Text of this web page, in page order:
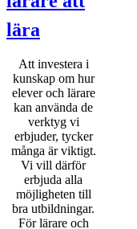
lära
Att investera i
kunskap om hur
elever och lärare
kan använda de
verktyg vi
erbjuder, tycker
många är viktigt.
Vi vill därför
erbjuda alla
möjligheten till
bra utbildningar.
För lärare och